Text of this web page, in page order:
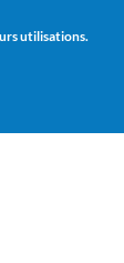
utilisations.